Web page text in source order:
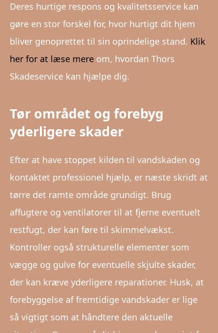
Deres hurtige respons og kvalitetsservice kan
gøre en stor forskel for, hvor hurtigt dit hjem
bliver genoprettet til sin oprindelige stand. Klik
her for at læse mere om, hvordan Thors
Skadeservice kan hjælpe dig.
Tør området og forebyg
yderligere skader
Efter at have stoppet kilden til vandskaden og
kontaktet professionel hjælp, er næste skridt at
tørre det ramte område grundigt. Brug
affugtere og ventilatorer til at fjerne eventuelt
restfugt, der kan føre til skimmelvækst.
Kontroller også strukturelle elementer som
vægge og gulve for eventuelle skjulte skader,
der kan kræve yderligere reparationer. Husk, at
forebyggelse af fremtidige vandskader er lige
så vigtigt som at håndtere den aktuelle